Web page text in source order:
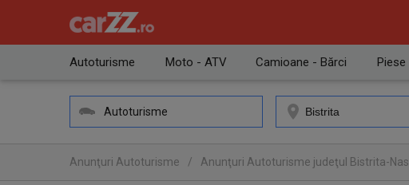
Autoturisme Moto - ATV Camioane - Bărci Piese
Autoturisme
Anunţuri Autoturisme / Anunţuri Autoturisme judeţul Bistrita-